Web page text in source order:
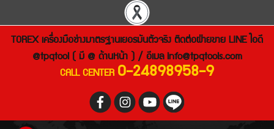
TOREX เครื่องมือช่างมาตรฐานเยอรมันตัวจริง ติดต่อฝ่ายขาย LINE ไอดี
@tpqtool ( มี @ ด้านหน้า ) / อีเมล info@tpqtools.com
CALL CENTER 0-24898958-9